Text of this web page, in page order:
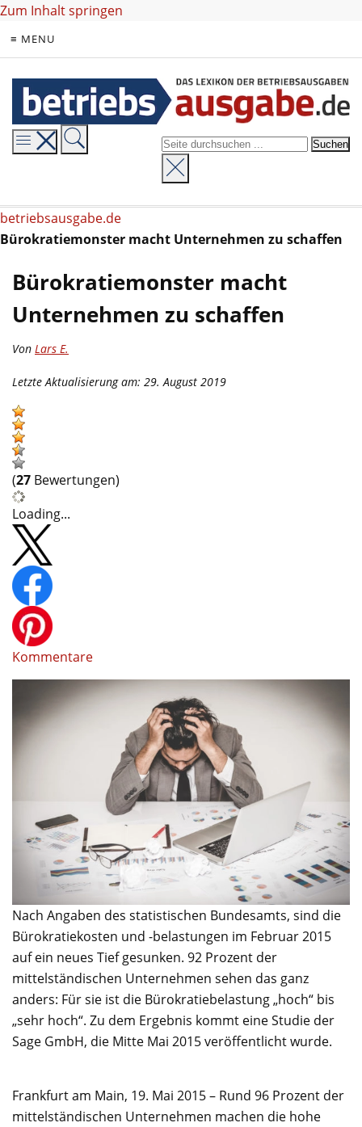
Zum Inhalt springen
≡ MENU
betriebsausgabe.de
Bürokratiemonster macht Unternehmen zu schaffen
Bürokratiemonster macht
Unternehmen zu schaffen
Von Lars E.
Letzte Aktualisierung am: 29. August 2019
(27 Bewertungen)
Loading...
Kommentare
Nach Angaben des statistischen Bundesamts, sind die
Bürokratiekosten und -belastungen im Februar 2015
auf ein neues Tief gesunken. 92 Prozent der
mittelständischen Unternehmen sehen das ganz
anders: Für sie ist die Bürokratiebelastung „hoch“ bis
„sehr hoch“. Zu dem Ergebnis kommt eine Studie der
Sage GmbH, die Mitte Mai 2015 veröffentlicht wurde.
Frankfurt am Main, 19. Mai 2015 – Rund 96 Prozent der
mittelständischen Unternehmen machen die hohe